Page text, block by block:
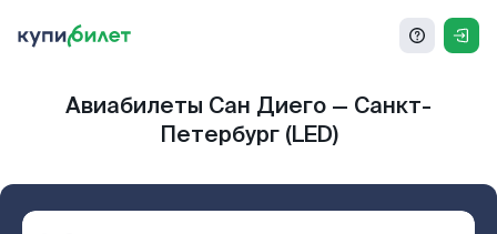
Авиабилеты Сан Диего — Санкт-
Петербург (LED)